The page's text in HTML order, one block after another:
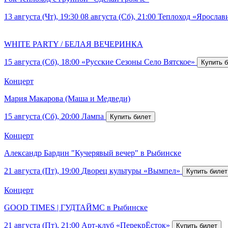
13 августа (Чт), 19:30 08 августа (Сб), 21:00 Теплоход
WHITE PARTY / БЕЛАЯ ВЕЧЕРИНКА
15 августа (Сб), 18:00 «Русские Сезоны Село Вятское»
Концерт
Мария Макарова (Маша и Медведи)
15 августа (Сб), 20:00 Лампа
Концерт
Александр Бардин "Кучерявый вечер" в Рыбинске
21 августа (Пт), 19:00 Дворец культуры «Вымпел»
Концерт
GOOD TIMES | ГУДТАЙМС в Рыбинске
21 августа (Пт), 21:00 Арт-клуб «ПерекрЁсток»